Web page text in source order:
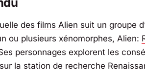
des films Alien suit un groupe
ou plusieurs xénomorphes, Alien:
personnages explorent les
la station de recherche